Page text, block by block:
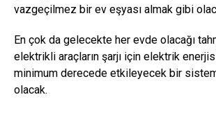
vazgeçilmez bir ev eşyası almak gibi
En çok da gelecekte her evde olacağı
elektrikli araçların şarjı için elektrik enerjisi
minimum derecede etkileyecek bir
olacak.